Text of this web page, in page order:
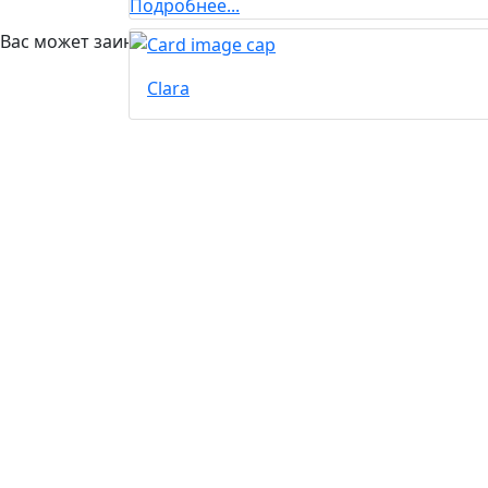
Подробнее...
Вас может заинтересовать...
Clara